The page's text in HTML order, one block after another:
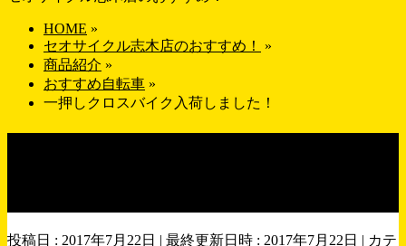
HOME »
セオサイクル志木店のおすすめ！
»
商品紹介 »
おすすめ自転車 »
一押しクロスバイク入荷しました！
投稿日 : 2017年7月22日 最終更新日時 : 2017年7月22日
カテ